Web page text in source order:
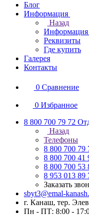
Блог
Информация
Назад
Информация
Реквизиты
Где купить
Галерея
Контакты
0 Сравнение
0 Избранное
8 800 700 79 72
Назад
Телефоны
8 800 700 79
8 800 700 41
8 800 700 53
8 953 013 89
Заказать
sbyt3@emal-
г. Канаш, тер.
Пн - ПТ: 8:00 -